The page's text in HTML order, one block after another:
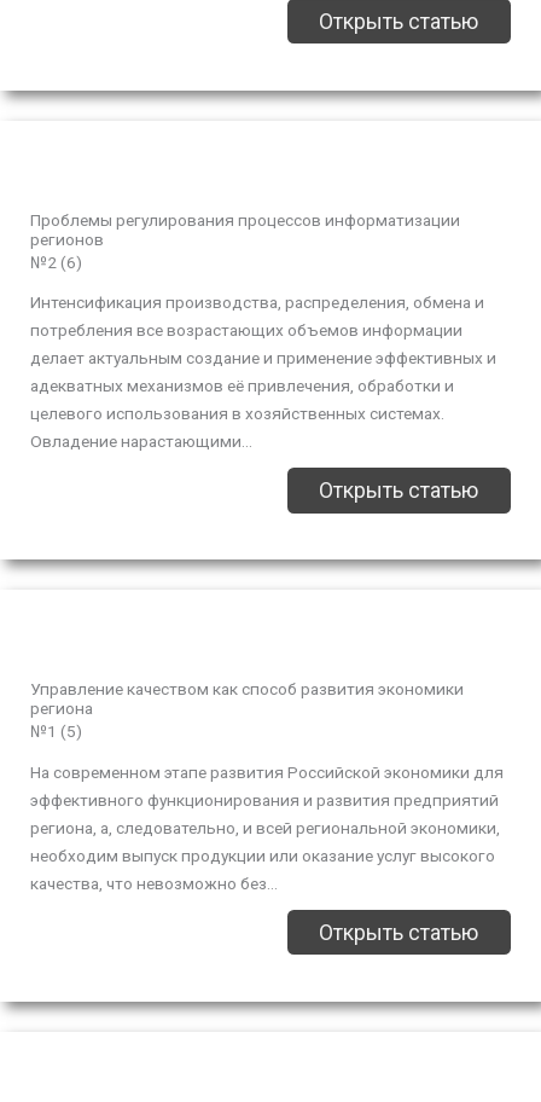
Открыть статью
Проблемы регулирования процессов информатизации
регионов
№2 (6)
Интенсификация производства, распределения, обмена и
потребления все возрастающих объемов информации
делает актуальным создание и применение эффективных и
адекватных механизмов её привлечения, обработки и
целевого использования в хозяйственных системах.
Овладение нарастающими...
Открыть статью
Управление качеством как способ развития экономики
региона
№1 (5)
На современном этапе развития Российской экономики для
эффективного функционирования и развития предприятий
региона, а, следовательно, и всей региональной экономики,
необходим выпуск продукции или оказание услуг высокого
качества, что невозможно без...
Открыть статью